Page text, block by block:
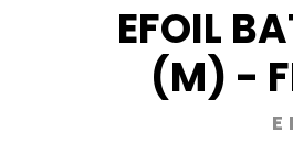
EFOIL
(M) -